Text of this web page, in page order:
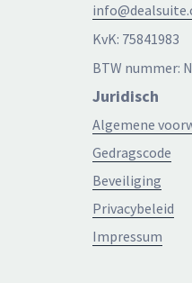
KvK: 75841983
BTW nummer:
Juridisch
Algemene
Gedragscode
Beveiliging
Privacybeleid
Impressum